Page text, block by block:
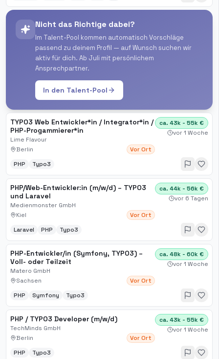
Nicht das Richtige dabei?
Im Talent-Pool kommen automatisch Vorschläge
passend zu deinem Profil — auf Wunsch suchen wir
aktiv für dich. Ab Juli mit persönlichem
Ansprechpartner.
In den Talent-Pool
TYPO3 Web Entwickler*in / Integrator*in /
PHP-Progammierer*in
Lime Flavour
Berlin
Vor Ort
ca. 43k - 55k €
vor 1 Woche
PHP Typo3
PHP/Web-Entwickler:in (m/w/d) – TYPO3
und Laravel
Medienmonster GmbH
Kiel
Vor Ort
ca. 44k - 56k €
vor 6 Tagen
Laravel PHP Typo3
PHP-Entwickler/in (Symfony, TYPO3) –
Voll- oder Teilzeit
Matero GmbH
Sachsen
Vor Ort
ca. 48k - 60k €
vor 1 Woche
PHP Symfony Typo3
PHP / TYPO3 Developer (m/w/d)
TechMinds GmbH
Berlin
Vor Ort
ca. 43k - 55k €
vor 1 Woche
PHP Typo3